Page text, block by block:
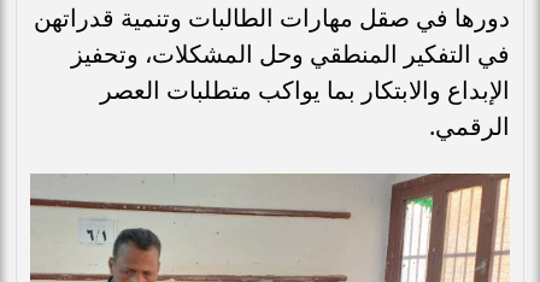
دورها في صقل مهارات الطالبات وتنمية قدراتهن
في التفكير المنطقي وحل المشكلات، وتحفيز
الإبداع والابتكار بما يواكب متطلبات العصر
الرقمي.